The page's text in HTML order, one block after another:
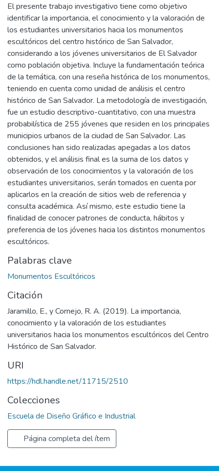
El presente trabajo investigativo tiene como objetivo
identificar la importancia, el conocimiento y la valoración de
los estudiantes universitarios hacia los monumentos
escultóricos del centro histórico de San Salvador,
considerando a los jóvenes universitarios de El Salvador
como población objetiva. Incluye la fundamentación teórica
de la temática, con una reseña histórica de los monumentos,
teniendo en cuenta como unidad de análisis el centro
histórico de San Salvador. La metodología de investigación,
fue un estudio descriptivo-cuantitativo, con una muestra
probabilística de 255 jóvenes que residen en los principales
municipios urbanos de la ciudad de San Salvador. Las
conclusiones han sido realizadas apegadas a los datos
obtenidos, y el análisis final es la suma de los datos y
observación de los conocimientos y la valoración de los
estudiantes universitarios, serán tomados en cuenta por
aplicarlos en la creación de sitios web de referencia y
consulta académica. Así mismo, este estudio tiene la
finalidad de conocer patrones de conducta, hábitos y
preferencia de los jóvenes hacia los distintos monumentos
escultóricos.
Palabras clave
Monumentos Escultóricos
Citación
Jaramillo, E., y Cornejo, R. A. (2019). La importancia,
conocimiento y la valoración de los estudiantes
universitarios hacia los monumentos escultóricos del Centro
Histórico de San Salvador.
URI
https://hdl.handle.net/11715/2510
Colecciones
Escuela de Diseño Gráfico e Industrial
Página completa del ítem